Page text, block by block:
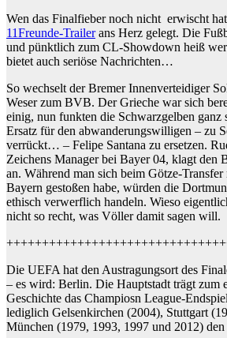
Wen das Finalfieber noch nicht erwischt
11Freunde-Trailerans Herz gelegt. Die
und pünktlich zum CL-Showdown heiß
bietet auch seriöse Nachrichten…
So wechselt der Bremer Innenverteidiger
Weser zum BVB. Der Grieche war sich
einig, nun funkten die Schwarzgelben ganz
Ersatz für den abwanderungswilligen – zu
verrückt… – Felipe Santana zu ersetzen.
Zeichens Manager bei Bayer 04, klagt den
an. Während man sich beim Götze-
Bayern gestoßen habe, würden die
ethisch verwerflich handeln. Wieso
nicht so recht, was Völler damit sagen will.
Die UEFA hat den Austragungsort des
– es wird: Berlin. Die Hauptstadt trägt zum
Geschichte das Champiosn League-
lediglich Gelsenkirchen (2004), Stuttgart
München (1979, 1993, 1997 und 2012)